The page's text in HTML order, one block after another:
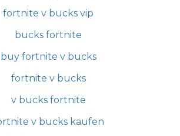
fortnite v bucks vip
bucks fortnite
buy fortnite v bucks
fortnite v bucks
v bucks fortnite
v bucks kaufen